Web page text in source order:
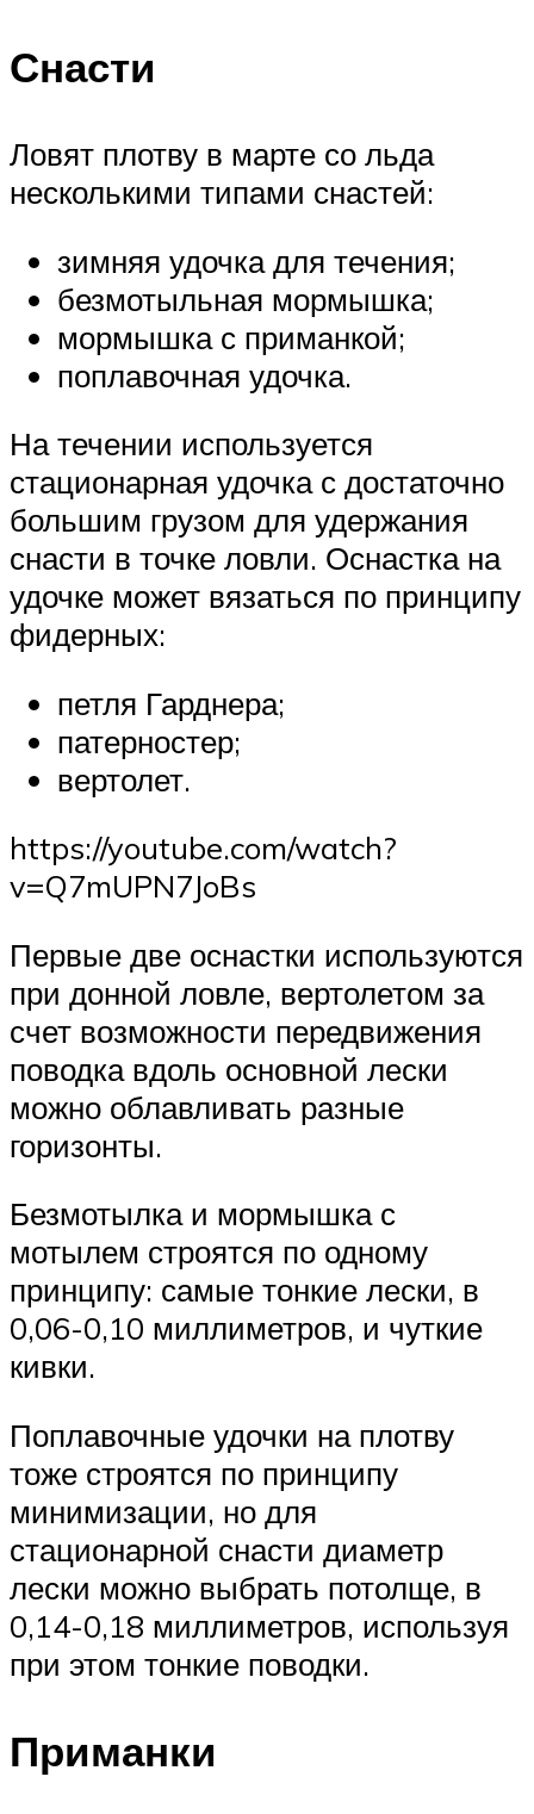
Снасти
Ловят плотву в марте со льда
несколькими типами снастей:
зимняя удочка для течения;
безмотыльная мормышка;
мормышка с приманкой;
поплавочная удочка.
На течении используется
стационарная удочка с достаточно
большим грузом для удержания
снасти в точке ловли. Оснастка на
удочке может вязаться по принципу
фидерных:
петля Гарднера;
патерностер;
вертолет.
https://youtube.com/watch?
v=Q7mUPN7JoBs
Первые две оснастки используются
при донной ловле, вертолетом за
счет возможности передвижения
поводка вдоль основной лески
можно облавливать разные
горизонты.
Безмотылка и мормышка с
мотылем строятся по одному
принципу: самые тонкие лески, в
0,06-0,10 миллиметров, и чуткие
кивки.
Поплавочные удочки на плотву
тоже строятся по принципу
минимизации, но для
стационарной снасти диаметр
лески можно выбрать потолще, в
0,14-0,18 миллиметров, используя
при этом тонкие поводки.
Приманки